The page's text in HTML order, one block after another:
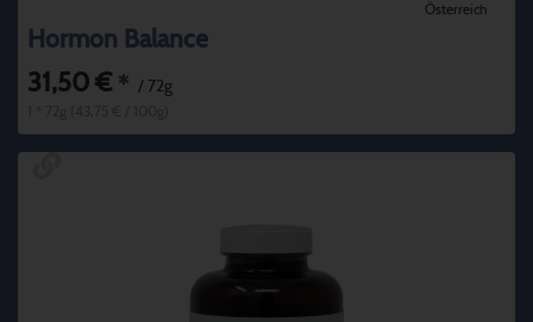
Österreich
Hormon Balance
31,50 € * / 72g